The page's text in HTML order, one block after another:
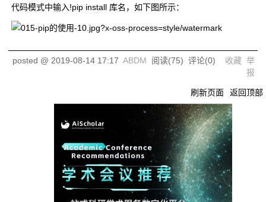
代码模式中输入!pip install 库名 ，如下图所示：
posted @ 2019-08-14 17:17 ABDM 阅读(75) 评论(0) 收藏 举
报
刷新页面 返回顶部